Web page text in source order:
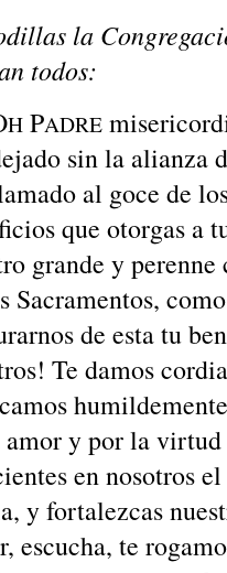
la
todos:
H PADRE
sin la alianza
al goce de
que otorgas a
grande y
Sacramentos,
de esta tu
Te damos
amor y por la
en nosotros
y fortalezcas
escucha, te